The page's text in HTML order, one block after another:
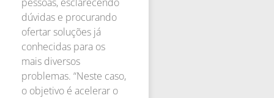
dúvidas e procurando
ofertar soluções já
conhecidas para os
mais diversos
problemas. “Neste caso,
o objetivo é acelerar o